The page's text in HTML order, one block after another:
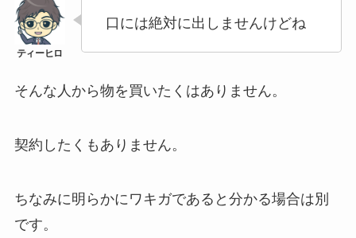
口には絶対に出しませんけどね
そんな人から物を買いたくはありません。
契約したくもありません。
ちなみに明らかにワキガであると分かる場合は別
です。